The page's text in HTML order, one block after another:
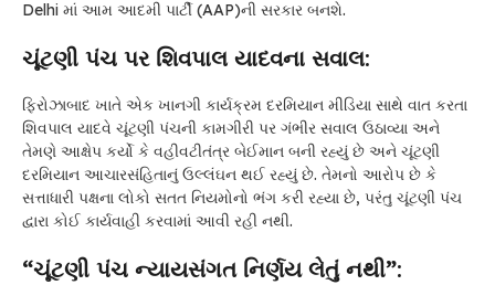
Delhi માં આમ આદમી પાર્ટી (AAP)ની સરકાર બનશે.
ચૂંટણી પંચ પર શિવપાલ યાદવના સવાલ:
ફિરોઝાબાદ ખાતે એક ખાનગી કાર્યક્રમ દરમિયાન મીડિયા સાથે વાત કરતા
શિવપાલ યાદવે ચૂંટણી પંચની કામગીરી પર ગંભીર સવાલ ઉઠાવ્યા અને
તેમણે આક્ષેપ કર્યો કે વહીવટીતંત્ર બેઈમાન બની રહ્યું છે અને ચૂંટણી
દરમિયાન આચારસંહિતાનું ઉલ્લંઘન થઈ રહ્યું છે. તેમનો આરોપ છે કે
સત્તાધારી પક્ષના લોકો સતત નિયમોનો ભંગ કરી રહ્યા છે, પરંતુ ચૂંટણી પંચ
દ્વારા કોઈ કાર્યવાહી કરવામાં આવી રહી નથી.
“ચૂંટણી પંચ ન્યાયસંગત નિર્ણય લેતું નથી”: